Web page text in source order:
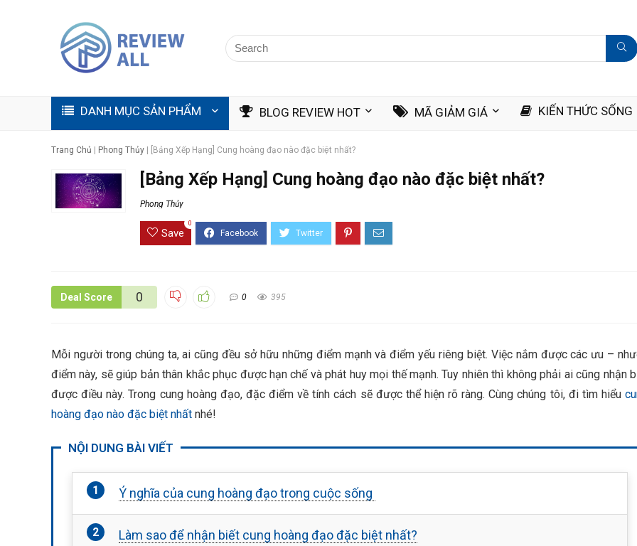
DANH MỤC SẢN PHẨM BLOG REVIEW HOT MÃ GIẢM GIÁ KIẾN THỨC SỐNG
Trang Chủ Phong Thủy [Bảng Xếp Hạng] Cung hoàng đạo nào đặc biệt nhất?
[Bảng Xếp Hạng] Cung hoàng đạo nào đặc biệt nhất?
Phong Thủy
Save
0
Deal Score 0 0 395
Mỗi người trong chúng ta, ai cũng đều sở hữu những điểm mạnh và điểm yếu riêng biệt. Việc nắm được các ưu –
điểm này, sẽ giúp bản thân khắc phục được hạn chế và phát huy mọi thế mạnh. Tuy nhiên thì không phải ai cũng nhận
được điều này. Trong cung hoàng đạo, đặc điểm về tính cách sẽ được thể hiện rõ ràng. Cùng chúng tôi, đi tìm hiểu
hoàng đạo nào đặc biệt nhất nhé!
NỘI DUNG BÀI VIẾT
Ý nghĩa của cung hoàng đạo trong cuộc sống
Làm sao để nhận biết cung hoàng đạo đặc biệt nhất?